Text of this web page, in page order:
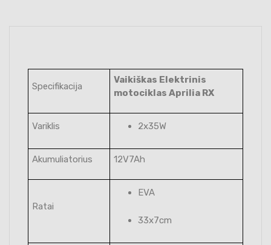
Specifikacija
Vaikiškas Elektrinis
motociklas Aprilia RX
Variklis 2x35W
Akumuliatorius 12V7Ah
Ratai
EVA
33x7cm